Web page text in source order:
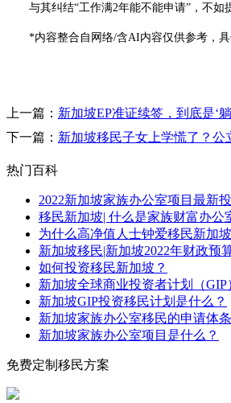
与其纠结“工作满2年能不能申请”，不如提
*内容整合自网络/含AI内容仅供参考，具
上一篇： 新加坡EP准证续签，到底是‘
下一篇： 新加坡移民子女上学慌了？公
热门百科
2022新加坡家族办公室项目最新
移民新加坡| 什么是家族财富办公
为什么高净值人士钟爱移民新加
新加坡移民|新加坡2022年财政预
如何投资移民新加坡？
新加坡全球商业投资者计划（
新加坡GIP投资移民计划是什么？
新加坡家族办公室移民的申请体
新加坡家族办公室项目是什么？
免费定制移民方案